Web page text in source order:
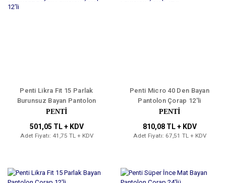
Penti Likra Fit 15 Parlak
Burunsuz Bayan Pantolon
Çorap 12'li
PENTİ
501,05 TL + KDV
Adet Fiyatı: 41,75 TL + KDV
Penti Micro 40 Den Bayan
Pantolon Çorap 12'li
PENTİ
810,08 TL + KDV
Adet Fiyatı: 67,51 TL + KDV